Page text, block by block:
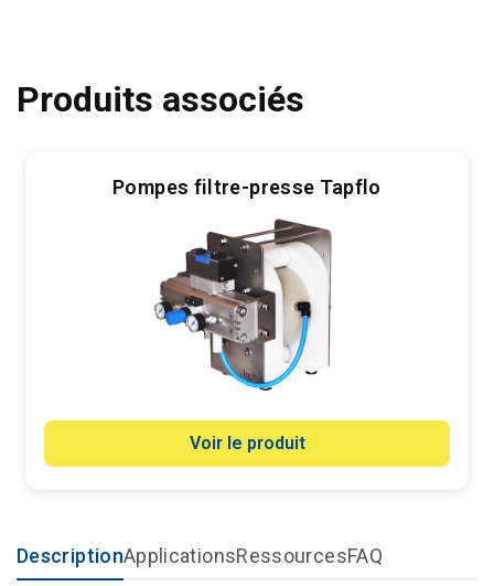
Produits associés
Pompes filtre-presse Tapflo
Voir le produit
DescriptionApplicationsRessourcesFAQ